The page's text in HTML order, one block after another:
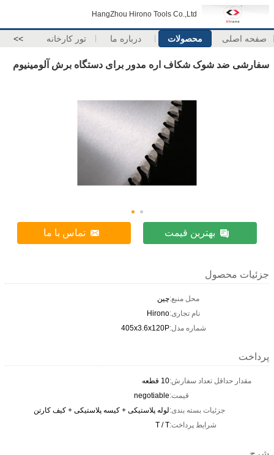
HangZhou Hirono Tools Co.,Ltd
صفحه اصلی محصولات درباره ما تور کارخانه >>
سفارشی ضد شوک شکاف اره مدور برای دستگاه برش آلومینیوم
بهترین قیمت تماس با ما
جزئیات محصول
محل منبع:چین
نام تجاری:Hirono
شماره مدل:405x3.6x120P
پرداخت
مقدار حداقل تعداد سفارش:10 قطعه
قیمت:negotiable
جزئیات بسته بندی:لوله پلاستیکی + کیسه پلاستیکی + کیف کارتن
شرایط پرداخت:T / T